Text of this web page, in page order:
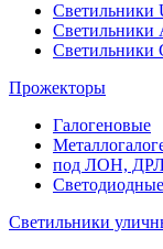
Светильники
Светильники
Светильники
Прожекторы
Галогеновые
под ЛОН,
Светодиодные
Светильники